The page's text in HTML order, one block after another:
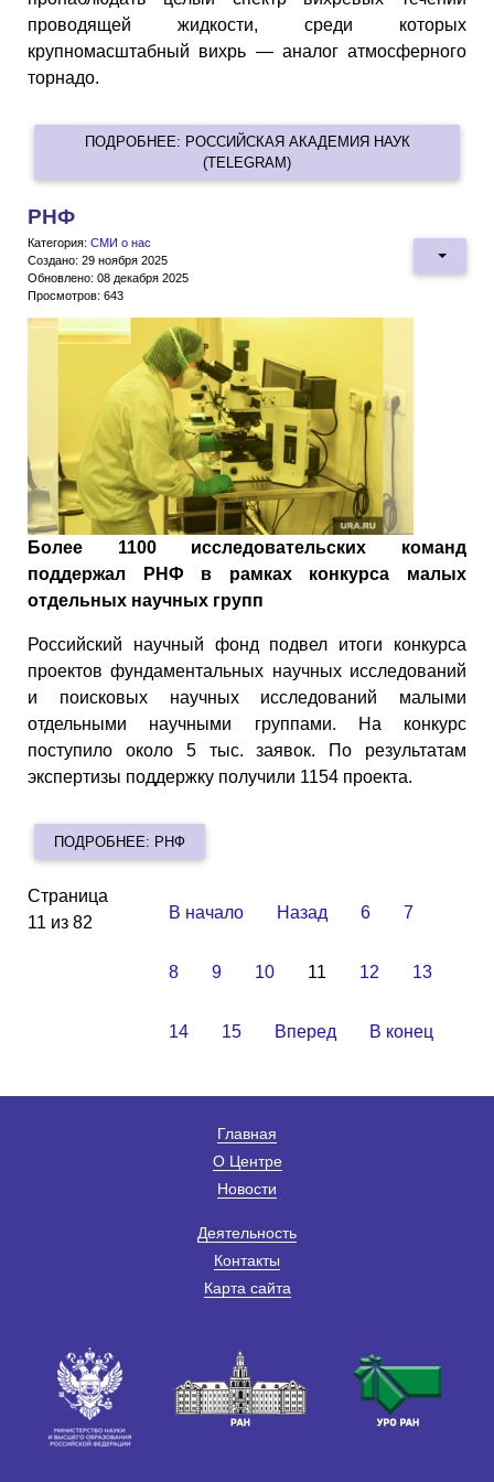
проводящей жидкости, среди которых
крупномасштабный вихрь — аналог атмосферного
торнадо.
ПОДРОБНЕЕ: РОССИЙСКАЯ АКАДЕМИЯ НАУК
(TELEGRAM)
РНФ
Категория: СМИ о нас
Создано: 29 ноября 2025
Обновлено: 08 декабря 2025
Просмотров: 643
Более 1100 исследовательских команд
поддержал РНФ в рамках конкурса малых
отдельных научных групп
Российский научный фонд подвел итоги конкурса
проектов фундаментальных научных исследований
и поисковых научных исследований малыми
отдельными научными группами. На конкурс
поступило около 5 тыс. заявок. По результатам
экспертизы поддержку получили 1154 проекта.
ПОДРОБНЕЕ: РНФ
Страница
11 из 82
В начало Назад 6 7
8 9 10 11 12 13
14 15 Вперед В конец
Главная
О Центре
Новости
Деятельность
Контакты
Карта сайта